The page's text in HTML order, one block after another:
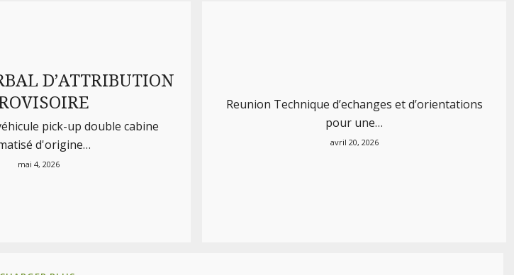
D’ATTRIBUTION
pick-up double cabine
d'origine…
mai 4, 2026
Reunion Technique d’echanges et d’orientations
pour une…
avril 20, 2026